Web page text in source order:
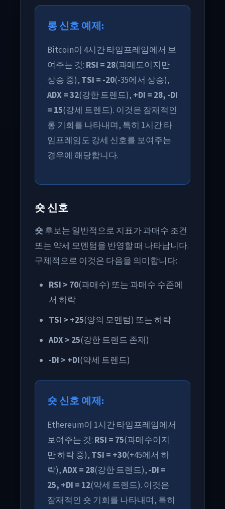
롱 신호 예제:
Bitcoin이 4시간 타임프레임에서 보
여주는 것: RSI = 28(과매도이지만
상승 중), TSI = -20(-35에서 상승),
ADX = 32(강한 트렌드), +DI = 28, -DI
= 15(강세 트렌드). 이것은 잠재적인
롱 기회를 나타내며, 특히 1시간 타
임프레임도 강세 신호를 보여주는
경우에 해당합니다.
숏 신호
숏후보는 일반적으로 지표가 과매수 조건
또는 약세 모멘텀을 반영할 때 나타납니다.
구체적으로 이것은 다음을 의미합니다:
RSI > 70(과매수) 또는 과매수 수준에
서 하락
TSI > +25(양의 모멘텀) 또는 하락
ADX > 25(강한 트렌드 존재)
-DI > +DI(약세 트렌드)
숏 신호 예제:
Ethereum이 1시간 타임프레임에서
보여주는 것: RSI = 75(과매수이지
만 하락 중), TSI = +30(+45에서 하
락),ADX = 28(강한 트렌드), -DI =
25, +DI = 12(약세 트렌드). 이것은
잠재적인 숏 기회를 나타내며, 특히